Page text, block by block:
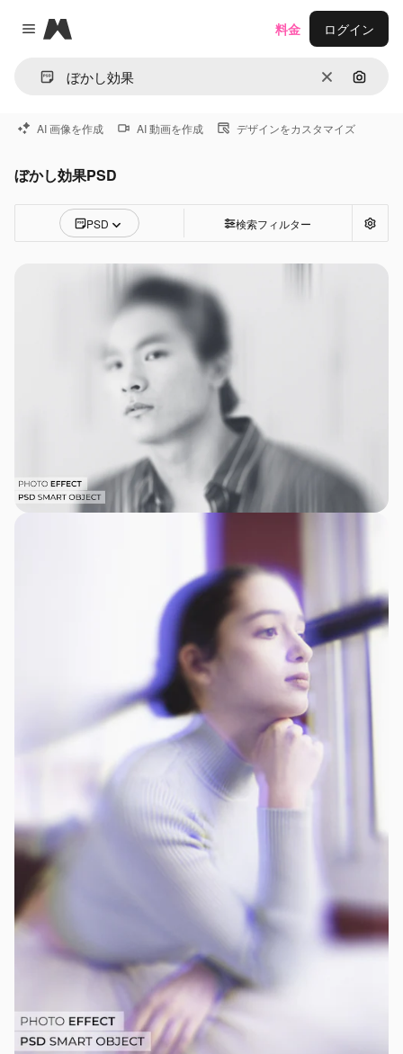
Close menu
Magnific
消去 画像で
料金 ログイン
AI 画像を作成 AI 動画を作成 デザインをカスタマイズ
ぼかし効果PSD
PSD 検索フィルター